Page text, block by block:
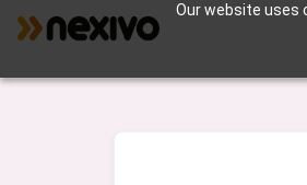
Our website uses